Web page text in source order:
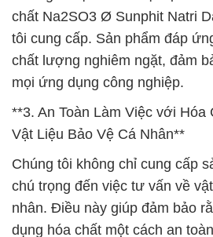
chất Na2SO3 Ø Sunphit Natri
tôi cung cấp. Sản phẩm đáp
chất lượng nghiêm ngặt, đảm
mọi ứng dụng công nghiệp.
**3. An Toàn Làm Việc với Hóa
Vật Liệu Bảo Vệ Cá Nhân**
Chúng tôi không chỉ cung cấp
chú trọng đến việc tư vấn về
nhân. Điều này giúp đảm bảo
dụng hóa chất một cách an